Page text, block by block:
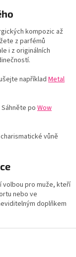
kompozic až
z parfémů
i z originálních
napříkladMetal
Sáhněte po Wow
vůně
volbou pro muže, kteří
nebo ve
doplňkem